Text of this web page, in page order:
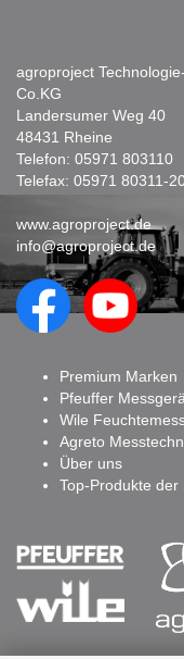
agroproject
Co.KG
Landersumer Weg 40
48431 Rheine
Telefon: 05971 803110
Telefax: 05971 80311-
www.agroproject.de
info@agroproject.de
Premium Marken
Pfeuffer
Wile
Agreto
Über uns
Top-Produkte der